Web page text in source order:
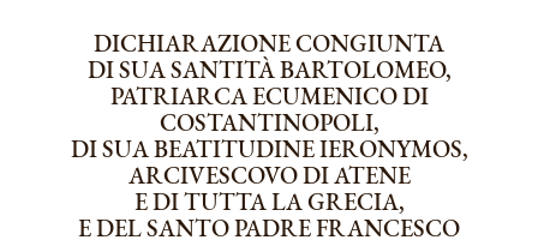
DICHIARAZIONE CONGIUNTA
DI SUA SANTITÀ BARTOLOMEO,
PATRIARCA ECUMENICO DI
COSTANTINOPOLI,
DI SUA BEATITUDINE IERONYMOS,
ARCIVESCOVO DI ATENE
E DI TUTTA LA GRECIA,
E DEL SANTO PADRE FRANCESCO